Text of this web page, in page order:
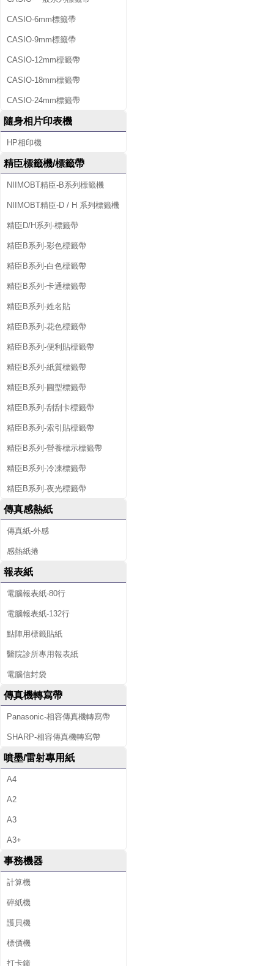
CASIO-6mm標籤帶
CASIO-9mm標籤帶
CASIO-12mm標籤帶
CASIO-18mm標籤帶
CASIO-24mm標籤帶
隨身相片印表機
HP相印機
精臣標籤機/標籤帶
NIIMOBT精臣-B系列標籤機
NIIMOBT精臣-D / H 系列標籤機
精臣D/H系列-標籤帶
精臣B系列-彩色標籤帶
精臣B系列-白色標籤帶
精臣B系列-卡通標籤帶
精臣B系列-姓名貼
精臣B系列-花色標籤帶
精臣B系列-便利貼標籤帶
精臣B系列-紙質標籤帶
精臣B系列-圓型標籤帶
精臣B系列-刮刮卡標籤帶
精臣B系列-索引貼標籤帶
精臣B系列-營養標示標籤帶
精臣B系列-冷凍標籤帶
精臣B系列-夜光標籤帶
傳真感熱紙
傳真紙-外感
感熱紙捲
報表紙
電腦報表紙-80行
電腦報表紙-132行
點陣用標籤貼紙
醫院診所專用報表紙
電腦信封袋
傳真機轉寫帶
Panasonic-相容傳真機轉寫帶
SHARP-相容傳真機轉寫帶
噴墨/雷射專用紙
A4
A2
A3
A3+
事務機器
計算機
碎紙機
護貝機
標價機
打卡鐘